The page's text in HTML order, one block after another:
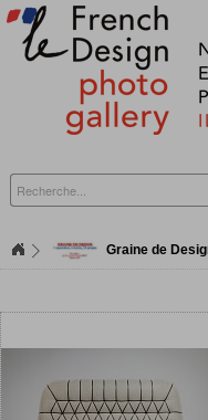
Graine de